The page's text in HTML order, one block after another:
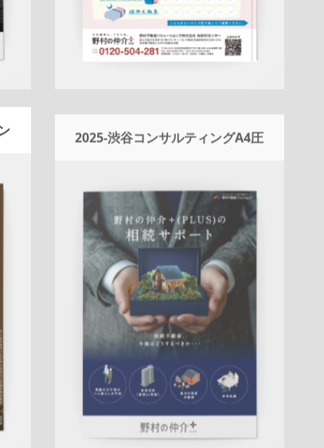
2025-渋谷コンサルティングA4圧
Update:2026.03.05
折りパンフレットマンション土地
建相続 サービス紹介売却訴求査定
クールハートフル 渋谷営業部
QRコー
アフターフォロー成約御礼
詳しく見る